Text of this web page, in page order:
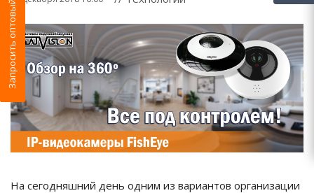
На сегодняшний день одним из вариантов организации
Запросить оптовый прайс